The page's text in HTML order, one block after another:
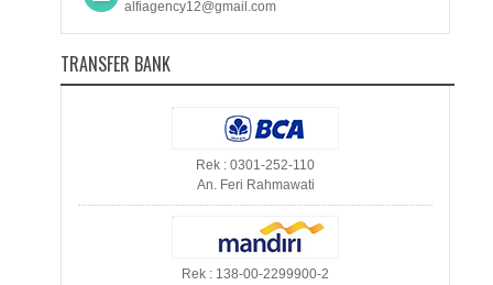
alfiagency12@gmail.com
TRANSFER BANK
Rek : 0301-252-110
An. Feri Rahmawati
Rek : 138-00-2299900-2